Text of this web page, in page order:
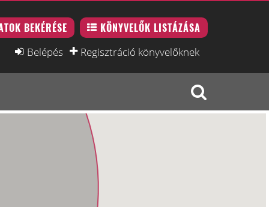
BEKÉRÉSE KÖNYVELŐK LISTÁZÁSA
Belépés Regisztráció könyvelőknek